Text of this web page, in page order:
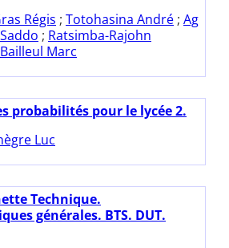
Régis ; Totohasina André ; Ag
; Ratsimba-Rajohn
Bailleul Marc
probabilités pour le lycée 2.
Luc
Technique.
générales. BTS. DUT.